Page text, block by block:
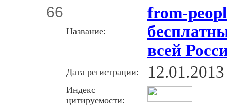
66
Название:
from-
всей
Дата регистрации: 12.01.2013
Индекс
цитируемости: